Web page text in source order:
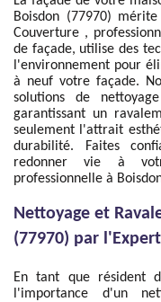
Boisdon (77970)
Couverture ,
de façade, utilise des
l'environnement pour
à neuf votre façade.
solutions de
garantissant un
seulement l'attrait
durabilité. Faites
redonner vie à
professionnelle à
Nettoyage et
(77970) par
En tant que résident
l'importance d'un